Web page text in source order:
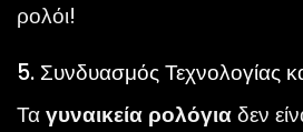
ρολόι!
5. Συνδυασμός Τεχνολογίας
Ταγυναικεία ρολόγιαδεν